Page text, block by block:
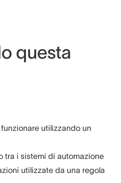
questa
utilizzando un
tra i sistemi di automazione
utilizzate da una regola